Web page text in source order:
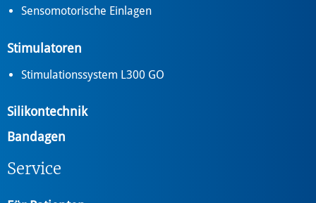
Sensomotorische Einlagen
Stimulatoren
Stimulationssystem L300 GO
Silikontechnik
Bandagen
Service